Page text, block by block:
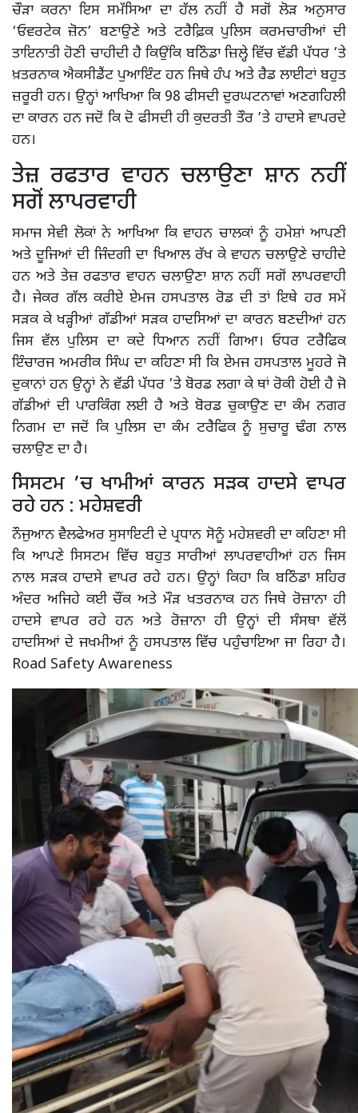
ਚੌੜਾ ਕਰਨਾ ਇਸ ਸਮੱਸਿਆ ਦਾ ਹੱਲ ਨਹੀਂ ਹੈ ਸਗੋਂ ਲੋੜ ਅਨੁਸਾਰ
‘ਓਵਰਟੇਕ ਜ਼ੋਨ’ ਬਣਾਉਣੇ ਅਤੇ ਟਰੈਫ਼ਿਕ ਪੁਲਿਸ ਕਰਮਚਾਰੀਆਂ ਦੀ
ਤਾਇਨਾਤੀ ਹੋਣੀ ਚਾਹੀਦੀ ਹੈ ਕਿਉਂਕਿ ਬਠਿੰਡਾ ਜ਼ਿਲ੍ਹੇ ਵਿੱਚ ਵੱਡੀ ਪੱਧਰ ’ਤੇ
ਖ਼ਤਰਨਾਕ ਐਕਸੀਡੈਂਟ ਪੁਆਇੰਟ ਹਨ ਜਿਥੇ ਹੰਪ ਅਤੇ ਰੈਡ ਲਾਈਟਾਂ ਬਹੁਤ
ਜ਼ਰੂਰੀ ਹਨ। ਉਨ੍ਹਾਂ ਆਖਿਆ ਕਿ 98 ਫੀਸਦੀ ਦੁਰਘਟਨਾਵਾਂ ਅਣਗਹਿਲੀ
ਦਾ ਕਾਰਨ ਹਨ ਜਦੋਂ ਕਿ ਦੋ ਫੀਸਦੀ ਹੀ ਕੁਦਰਤੀ ਤੌਰ ’ਤੇ ਹਾਦਸੇ ਵਾਪਰਦੇ
ਹਨ।
ਤੇਜ਼ ਰਫਤਾਰ ਵਾਹਨ ਚਲਾਉਣਾ ਸ਼ਾਨ ਨਹੀਂ
ਸਗੋਂ ਲਾਪਰਵਾਹੀ
ਸਮਾਜ ਸੇਵੀ ਲੋਕਾਂ ਨੇ ਆਖਿਆ ਕਿ ਵਾਹਨ ਚਾਲਕਾਂ ਨੂੰ ਹਮੇਸ਼ਾਂ ਆਪਣੀ
ਅਤੇ ਦੂਜਿਆਂ ਦੀ ਜਿੰਦਗੀ ਦਾ ਖਿਆਲ ਰੱਖ ਕੇ ਵਾਹਨ ਚਲਾਉਣੇ ਚਾਹੀਦੇ
ਹਨ ਅਤੇ ਤੇਜ਼ ਰਫਤਾਰ ਵਾਹਨ ਚਲਾਉਣਾ ਸ਼ਾਨ ਨਹੀਂ ਸਗੋਂ ਲਾਪਰਵਾਹੀ
ਹੈ। ਜੇਕਰ ਗੱਲ ਕਰੀਏ ਏਮਜ ਹਸਪਤਾਲ ਰੋਡ ਦੀ ਤਾਂ ਇਥੇ ਹਰ ਸਮੇਂ
ਸੜਕ ਕੇ ਖੜ੍ਹੀਆਂ ਗੱਡੀਆਂ ਸੜਕ ਹਾਦਸਿਆਂ ਦਾ ਕਾਰਨ ਬਣਦੀਆਂ ਹਨ
ਜਿਸ ਵੱਲ ਪੁਲਿਸ ਦਾ ਕਦੇ ਧਿਆਨ ਨਹੀਂ ਗਿਆ। ਓਧਰ ਟਰੈਫਿਕ
ਇੰਚਾਰਜ ਅਮਰੀਕ ਸਿੰਘ ਦਾ ਕਹਿਣਾ ਸੀ ਕਿ ਏਮਜ ਹਸਪਤਾਲ ਮੂਹਰੇ ਜੋ
ਦੁਕਾਨਾਂ ਹਨ ਉਨ੍ਹਾਂ ਨੇ ਵੱਡੀ ਪੱਧਰ ’ਤੇ ਬੋਰਡ ਲਗਾ ਕੇ ਥਾਂ ਰੋਕੀ ਹੋਈ ਹੈ ਜੋ
ਗੱਡੀਆਂ ਦੀ ਪਾਰਕਿੰਗ ਲਈ ਹੈ ਅਤੇ ਬੋਰਡ ਚੁਕਾਉਣ ਦਾ ਕੰਮ ਨਗਰ
ਨਿਗਮ ਦਾ ਜਦੋਂ ਕਿ ਪੁਲਿਸ ਦਾ ਕੰਮ ਟਰੈਫਿਕ ਨੂੰ ਸੁਚਾਰੂ ਢੰਗ ਨਾਲ
ਚਲਾਉਣ ਦਾ ਹੈ।
ਸਿਸਟਮ ’ਚ ਖਾਮੀਆਂ ਕਾਰਨ ਸੜਕ ਹਾਦਸੇ ਵਾਪਰ
ਰਹੇ ਹਨ : ਮਹੇਸ਼ਵਰੀ
ਨੌਜੁਆਨ ਵੈਲਫੇਅਰ ਸੁਸਾਇਟੀ ਦੇ ਪ੍ਰਧਾਨ ਸੋਨੂੰ ਮਹੇਸ਼ਵਰੀ ਦਾ ਕਹਿਣਾ ਸੀ
ਕਿ ਆਪਣੇ ਸਿਸਟਮ ਵਿੱਚ ਬਹੁਤ ਸਾਰੀਆਂ ਲਾਪਰਵਾਹੀਆਂ ਹਨ ਜਿਸ
ਨਾਲ ਸੜਕ ਹਾਦਸੇ ਵਾਪਰ ਰਹੇ ਹਨ। ਉਨ੍ਹਾਂ ਕਿਹਾ ਕਿ ਬਠਿੰਡਾ ਸ਼ਹਿਰ
ਅੰਦਰ ਅਜਿਹੇ ਕਈ ਚੌਂਕ ਅਤੇ ਮੌੜ ਖਤਰਨਾਕ ਹਨ ਜਿਥੇ ਰੋਜ਼ਾਨਾ ਹੀ
ਹਾਦਸੇ ਵਾਪਰ ਰਹੇ ਹਨ ਅਤੇ ਰੋਜ਼ਾਨਾ ਹੀ ਉਨ੍ਹਾਂ ਦੀ ਸੰਸਥਾ ਵੱਲੋਂ
ਹਾਦਸਿਆਂ ਦੇ ਜਖਮੀਆਂ ਨੂੰ ਹਸਪਤਾਲ ਵਿੱਚ ਪਹੁੰਚਾਇਆ ਜਾ ਰਿਹਾ ਹੈ।
Road Safety Awareness